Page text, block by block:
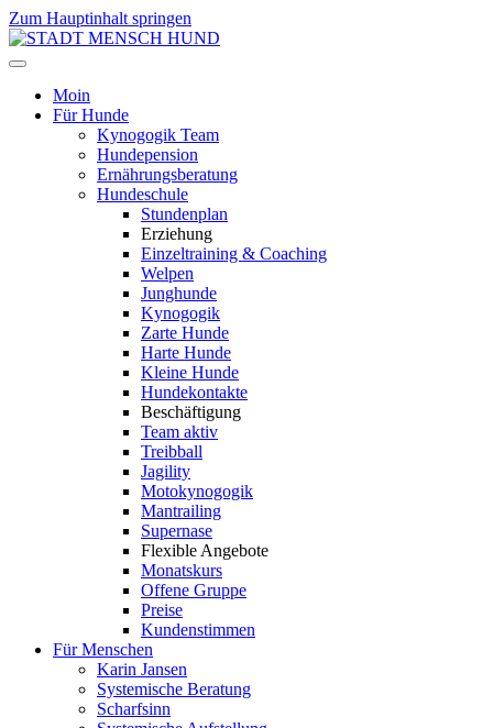
Zum Hauptinhalt springen
Moin
Für Hunde
Kynogogik Team
Hundepension
Ernährungsberatung
Hundeschule
Stundenplan
Erziehung
Einzeltraining & Coaching
Welpen
Junghunde
Kynogogik
Zarte Hunde
Harte Hunde
Kleine Hunde
Hundekontakte
Beschäftigung
Team aktiv
Treibball
Jagility
Motokynogogik
Mantrailing
Supernase
Flexible Angebote
Monatskurs
Offene Gruppe
Preise
Kundenstimmen
Für Menschen
Karin Jansen
Systemische Beratung
Scharfsinn